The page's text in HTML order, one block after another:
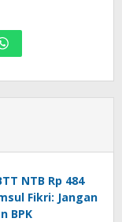
NTB Rp 484
Fikri: Jangan
BPK